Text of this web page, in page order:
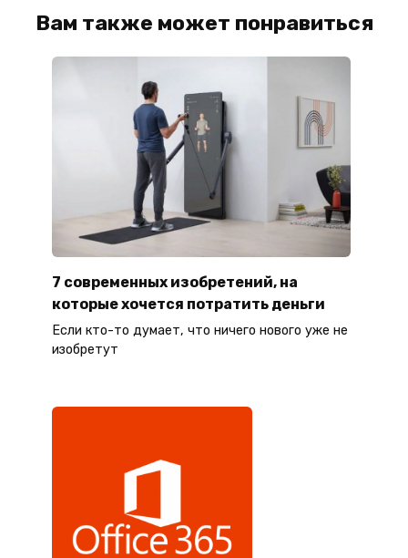
Вам также может понравиться
7 современных изобретений, на
которые хочется потратить деньги
Если кто-то думает, что ничего нового уже не
изобретут